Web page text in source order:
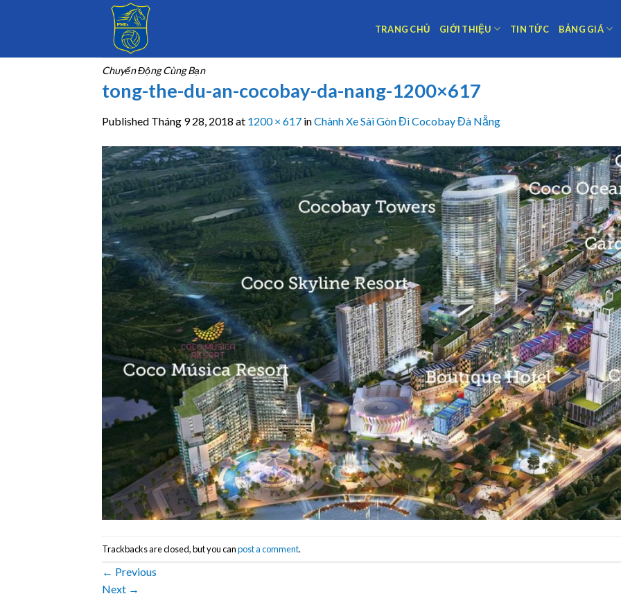
Chuyển Động Cùng Bạn
TRANG CHỦ GIỚI THIỆU TIN TỨC BẢNG GIÁ
tong-the-du-an-cocobay-da-nang-1200×617
Published Tháng 9 28, 2018 at 1200 × 617 inChành Xe Sài Gòn Đi Cocobay Đà Nẵng
Trackbacks are closed, but you canpost a comment.
← Previous
Next →